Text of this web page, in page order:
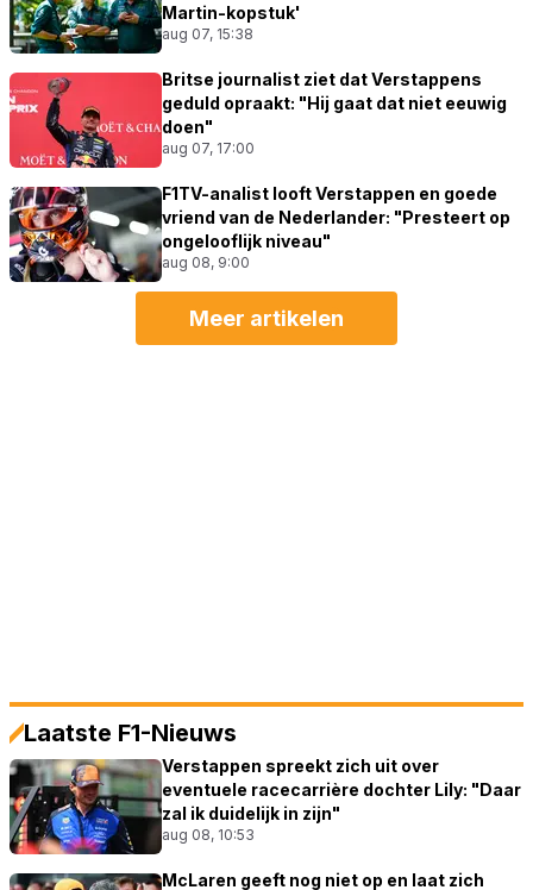
Martin-kopstuk'
aug 07, 15:38
Britse journalist ziet dat Verstappens
geduld opraakt: "Hij gaat dat niet eeuwig
doen"
aug 07, 17:00
F1TV-analist looft Verstappen en goede
vriend van de Nederlander: "Presteert op
ongelooflijk niveau"
aug 08, 9:00
Meer artikelen
Laatste F1-Nieuws
Verstappen spreekt zich uit over
eventuele racecarrière dochter Lily: "Daar
zal ik duidelijk in zijn"
aug 08, 10:53
McLaren geeft nog niet op en laat zich